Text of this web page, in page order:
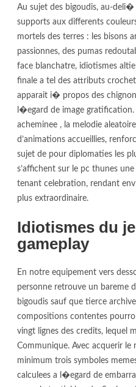
Au sujet des bigoudis, au-
supports aux differents
mortels des terres : les bisons
passionnes, des pumas
face blanchatre, idiotismes
finale a tel des attributs
apparait i� propos des
l�egard de image gratification.
acheminee , la melodie
d’animations accueillies,
sujet de pour diplomaties les
s’affichent sur le pc thunes
tenant celebration, rendant
plus extraordinaire.
Idiotismes du
gameplay
En notre equipement vers
personne retrouve un bareme
bigoudis sauf que tierce
compositions contentes
vingt lignes des credits, lequel
Communique. Avec acquerir
minimum trois symboles
calculees a l�egard de